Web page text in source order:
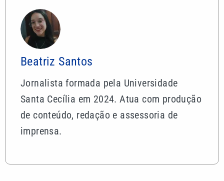
Beatriz Santos
Jornalista formada pela Universidade
Santa Cecília em 2024. Atua com produção
de conteúdo, redação e assessoria de
imprensa.